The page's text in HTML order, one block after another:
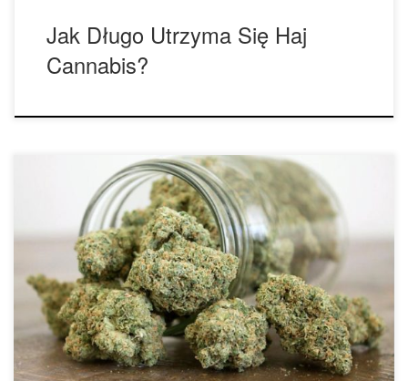
Jak Długo Utrzyma Się Haj
Cannabis?
Nowe badanie pokazuje, że spożywanie marihuany
motywuje do ćwiczeń, dementując stereotyp leniwego
palacza cannabis. Według nowych badań większość osób
używających marihuany twierdzi, że spożywanie jej przed
lub po ćwiczeniach poprawia ćwiczenia oraz pomaga w
regeneracji. A ci, którzy używają konopi indyjskich, aby
przyspieszyć trening, zwykle otrzymują zdrowszą ilość
ćwiczeń. Naukowcy […]